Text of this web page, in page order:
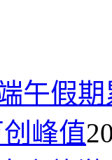
午假
峰值